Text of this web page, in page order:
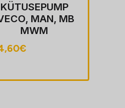
KÜTUSEVARUST
USPUMP FENDT,
RVI
SISSEPRITSEJAO
TURIPUMBAL
28,30